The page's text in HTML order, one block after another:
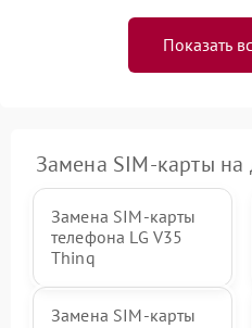
Показать
Замена SIM-карты на
Замена SIM-карты
телефона LG V35
Thinq
Замена SIM-карты